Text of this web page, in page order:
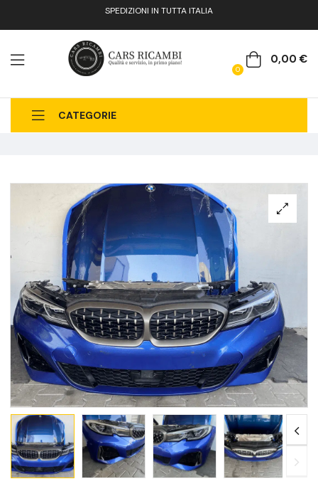
SPEDIZIONI IN TUTTA ITALIA
0
0,00€
CATEGORIE